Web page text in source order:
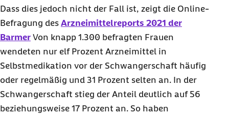
Dass dies jedoch nicht der Fall ist, zeigt die Online-
Befragung des Arzneimittelreports 2021 der
Barmer Von knapp 1.300 befragten Frauen
wendeten nur elf Prozent Arzneimittel in
Selbstmedikation vor der Schwangerschaft häufig
oder regelmäßig und 31 Prozent selten an. In der
Schwangerschaft stieg der Anteil deutlich auf 56
beziehungsweise 17 Prozent an. So haben